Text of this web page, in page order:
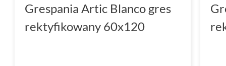
Grespania Artic Blanco gres
rektyfikowany 60x120